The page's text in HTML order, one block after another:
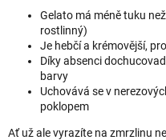
Gelato má méně tuku
rostlinný)
Je hebčí a krémovější,
Díky absenci
barvy
Uchovává se v
poklopem
Ať už ale vyrazíte na zmrzlinu